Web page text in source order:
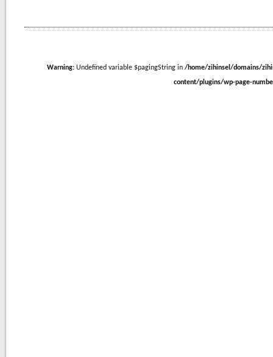
Warning: Undefined variable $pagingString in /home/zihinsel/domains/
content/plugins/wp-page-